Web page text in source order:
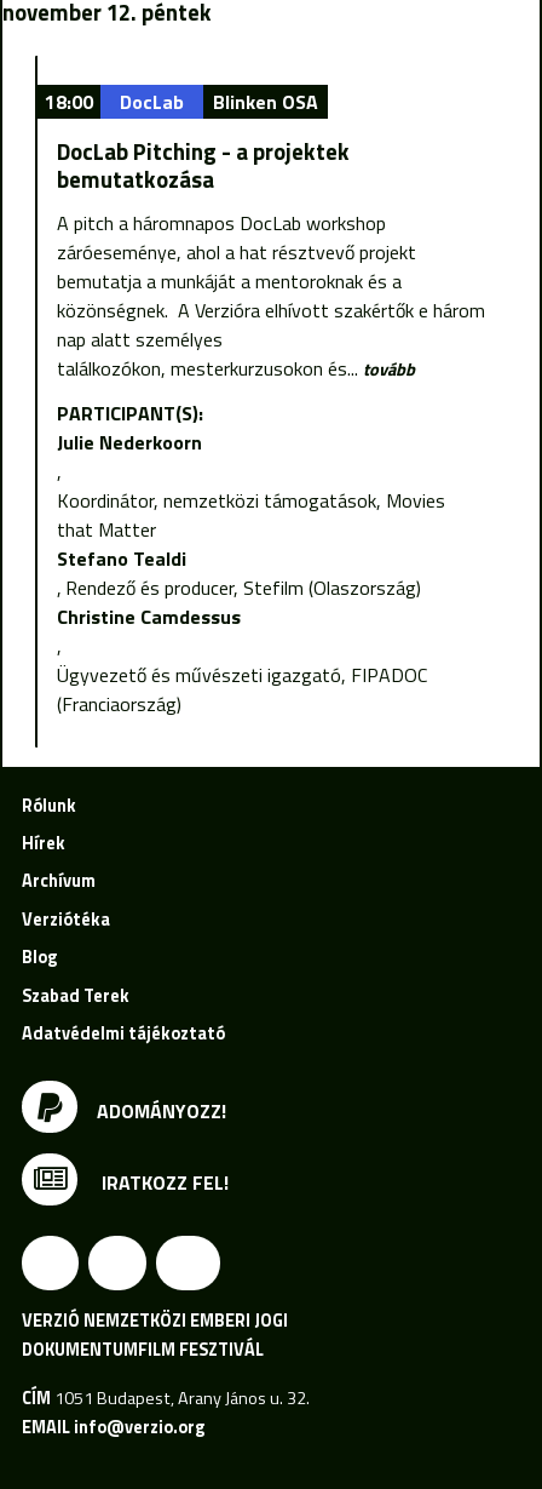
november 12. péntek
18:00 DocLab Blinken OSA
DocLab Pitching - a projektek
bemutatkozása
A pitch a háromnapos DocLab workshop
záróeseménye, ahol a hat résztvevő projekt
bemutatja a munkáját a mentoroknak és a
közönségnek. A Verzióra elhívott szakértők e három
nap alatt személyes
találkozókon, mesterkurzusokon és... tovább
PARTICIPANT(S):
Julie Nederkoorn
Koordinátor, nemzetközi támogatások, Movies
that Matter
Stefano Tealdi
Rendező és producer, Stefilm (Olaszország)
Christine Camdessus
Ügyvezető és művészeti igazgató, FIPADOC
(Franciaország)
VERZIÓ NEMZETKÖZI EMBERI JOGI
DOKUMENTUMFILM FESZTIVÁL
CÍM 1051 Budapest, Arany János u. 32.
EMAILinfo@verzio.org
ADOMÁNYOZZ!
IRATKOZZ FEL!
Rólunk
Hírek
Archívum
Verziótéka
Blog
Szabad Terek
Adatvédelmi tájékoztató